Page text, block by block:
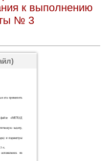
к выполнению
№ 3